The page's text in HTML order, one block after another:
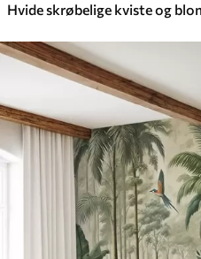
Hvide skrøbelige kviste og